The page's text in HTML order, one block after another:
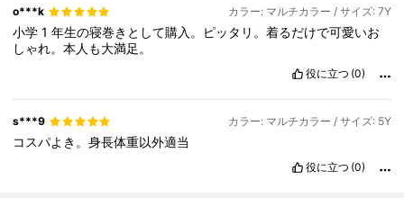
o***k カラー: マルチカラー / サイズ: 7Y
小学1年生の寝巻きとして購入。ピッタリ。着るだけで可愛いお
しゃれ。本人も大満足。
役に立つ (0)
s***9 カラー: マルチカラー / サイズ: 5Y
コスパよき。身長体重以外適当
役に立つ (0)